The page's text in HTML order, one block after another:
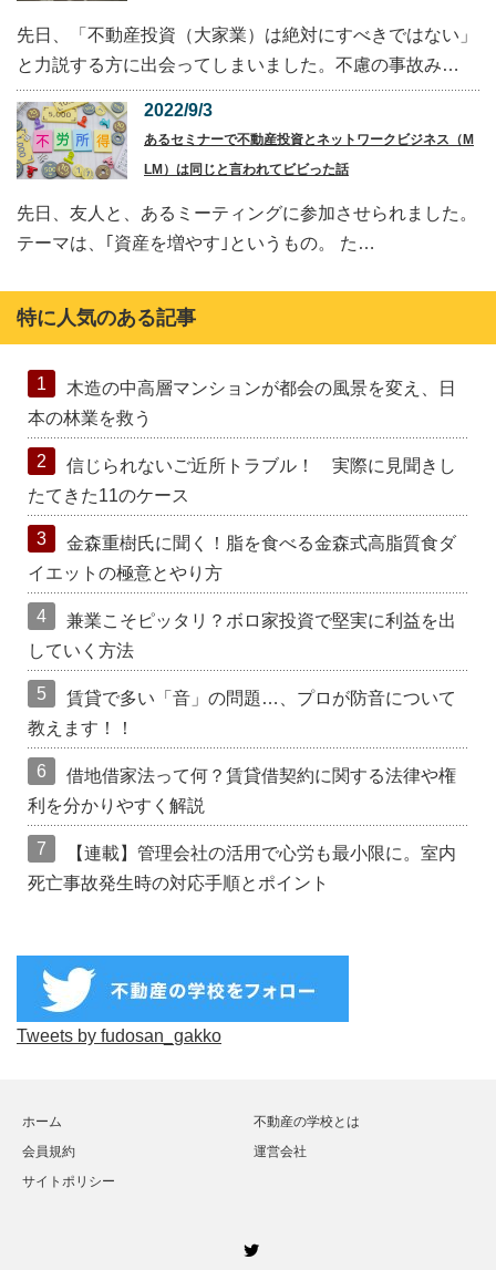
先日、「不動産投資（大家業）は絶対にすべきではない」
と力説する方に出会ってしまいました。不慮の事故み…
2022/9/3
あるセミナーで不動産投資とネットワークビジネス（M
LM）は同じと言われてビビった話
先日、友人と、あるミーティングに参加させられました。
テーマは、｢資産を増やす｣というもの。 た…
特に人気のある記事
1
木造の中高層マンションが都会の風景を変え、日
本の林業を救う
2
信じられないご近所トラブル！ 実際に見聞きし
たてきた11のケース
3
金森重樹氏に聞く！脂を食べる金森式高脂質食ダ
イエットの極意とやり方
4
兼業こそピッタリ？ボロ家投資で堅実に利益を出
していく方法
5
賃貸で多い「音」の問題…、プロが防音について
教えます！！
6
借地借家法って何？賃貸借契約に関する法律や権
利を分かりやすく解説
7
【連載】管理会社の活用で心労も最小限に。室内
死亡事故発生時の対応手順とポイント
Tweets by fudosan_gakko
ホーム
不動産の学校とは
会員規約
運営会社
サイトポリシー